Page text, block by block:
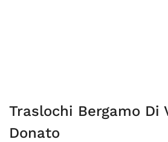
Traslochi Bergamo Di
Donato